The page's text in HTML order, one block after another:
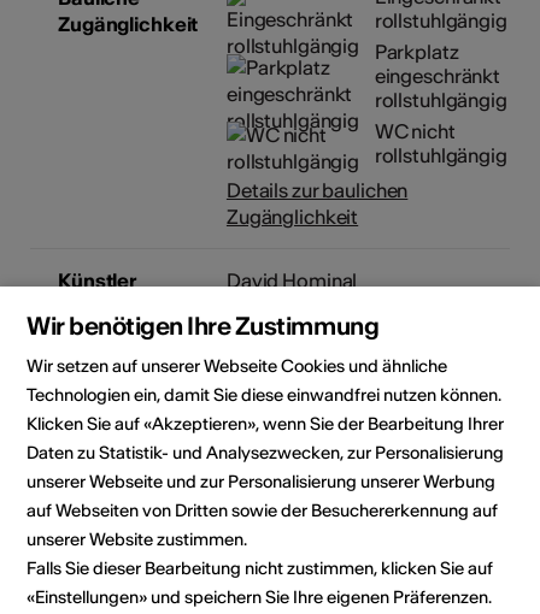
Zugänglichkeit
rollstuhlgängig
Parkplatz
eingeschränkt
rollstuhlgängig
WC nicht
rollstuhlgängig
Details zur baulichen
Zugänglichkeit
Künstler
David Hominal
Kulturvermittlung VISITE COMMENTÉE
Visite commentée en
compagnie de l'exposition
VERRE de David Hominal avec
Anne Jean-Richard Largey,
directrice et curatrice de
25.07.2025, 18:00
Wir benötigen Ihre Zustimmung
Wir setzen auf unserer Webseite Cookies und ähnliche
Technologien ein, damit Sie diese einwandfrei nutzen können.
Klicken Sie auf «Akzeptieren», wenn Sie der Bearbeitung Ihrer
Daten zu Statistik- und Analysezwecken, zur Personalisierung
unserer Webseite und zur Personalisierung unserer Werbung
auf Webseiten von Dritten sowie der Besuchererkennung auf
unserer Website zustimmen.
Falls Sie dieser Bearbeitung nicht zustimmen, klicken Sie auf
«Einstellungen» und speichern Sie Ihre eigenen Präferenzen.